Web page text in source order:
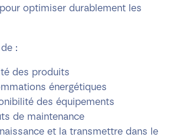
pour optimiser durablement les
:
des produits
énergétiques
des équipements
de maintenance
et la transmettre dans le